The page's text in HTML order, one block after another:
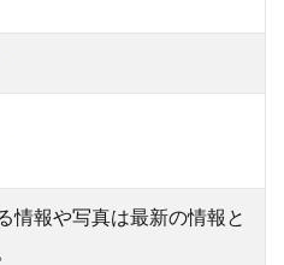
情報や写真は最新の情報と